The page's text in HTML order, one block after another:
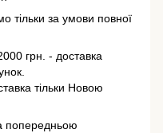
тільки за умови повної
грн. - доставка
тільки Новою
попередньою